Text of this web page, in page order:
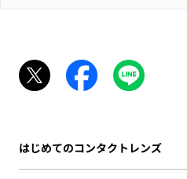
はじめてのコンタクトレンズ